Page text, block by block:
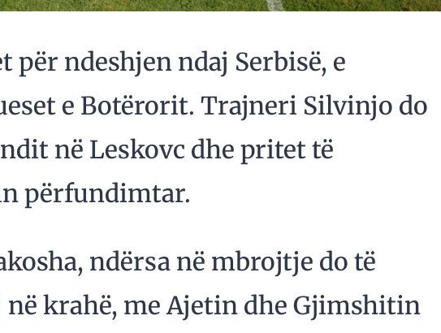
për ndeshjen ndaj Serbisë, e
e Botërorit. Trajneri Silvinjo do
në Leskovc dhe pritet të
përfundimtar.
ndërsa në mbrojtje do të
krahë, me Ajetin dhe Gjimshitin